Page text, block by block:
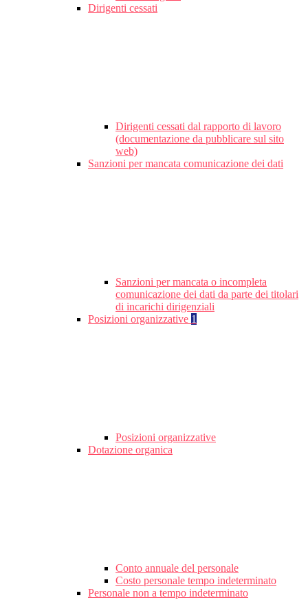
Dirigenti cessati
Dirigenti cessati dal rapporto di lavoro
(documentazione da pubblicare sul sito
web)
Sanzioni per mancata comunicazione dei dati
Sanzioni per mancata o incompleta
comunicazione dei dati da parte dei titolari
di incarichi dirigenziali
Posizioni organizzative 1
Posizioni organizzative
Dotazione organica
Conto annuale del personale
Costo personale tempo indeterminato
Personale non a tempo indeterminato